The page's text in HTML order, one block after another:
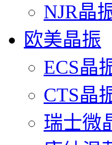
NJR晶
欧美晶振
ECS晶
CTS晶
瑞士微